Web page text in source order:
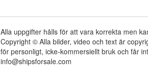
Alla uppgifter hålls för att vara korrekta men
Copyright © Alla bilder, video och text är
för personligt, icke-kommersiellt bruk och får
info@shipsforsale.com